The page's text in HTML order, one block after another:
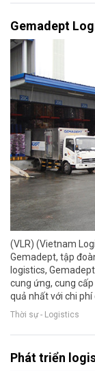
Gemadept
(VLR) (Vietnam
Gemadept, tập
logistics,
cung ứng, cung
quả nhất với chi
Thời sự - Logistics
Phát triển